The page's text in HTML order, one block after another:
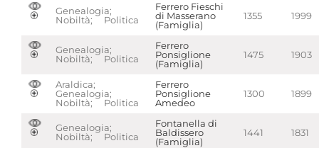
Genealogia;
Nobiltà; Politica
Ferrero Fieschi
di Masserano
(Famiglia)
1355 1999
Genealogia;
Nobiltà; Politica
Ferrero
Ponsiglione
(Famiglia)
1475 1903
Araldica;
Genealogia;
Nobiltà; Politica
Ferrero
Ponsiglione
Amedeo
1300 1899
Genealogia;
Nobiltà; Politica
Fontanella di
Baldissero
(Famiglia)
1441 1831